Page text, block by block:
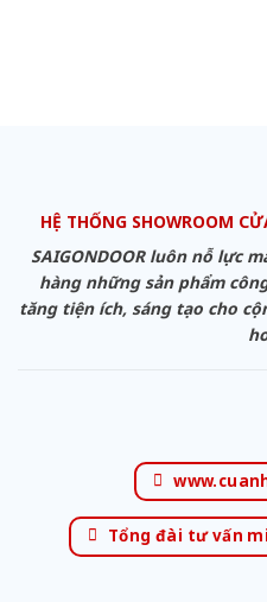
HỆ THỐNG SHOWROOM
SAIGONDOOR luôn nỗ lực
hàng những sản phẩm
tăng tiện ích, sáng tạo cho
Tổng đài tư vấn